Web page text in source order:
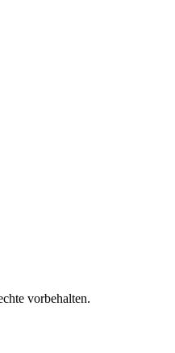
vorbehalten.